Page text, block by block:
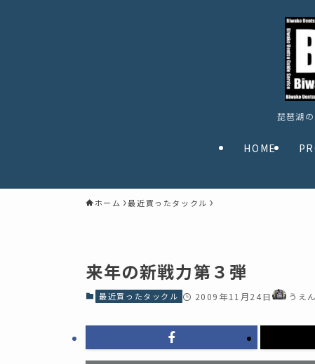
琵琶湖
HOME
ホーム 最近買ったタックル
来年の新戦力第３弾
最近買ったタックル 2009年11月24日 うえ